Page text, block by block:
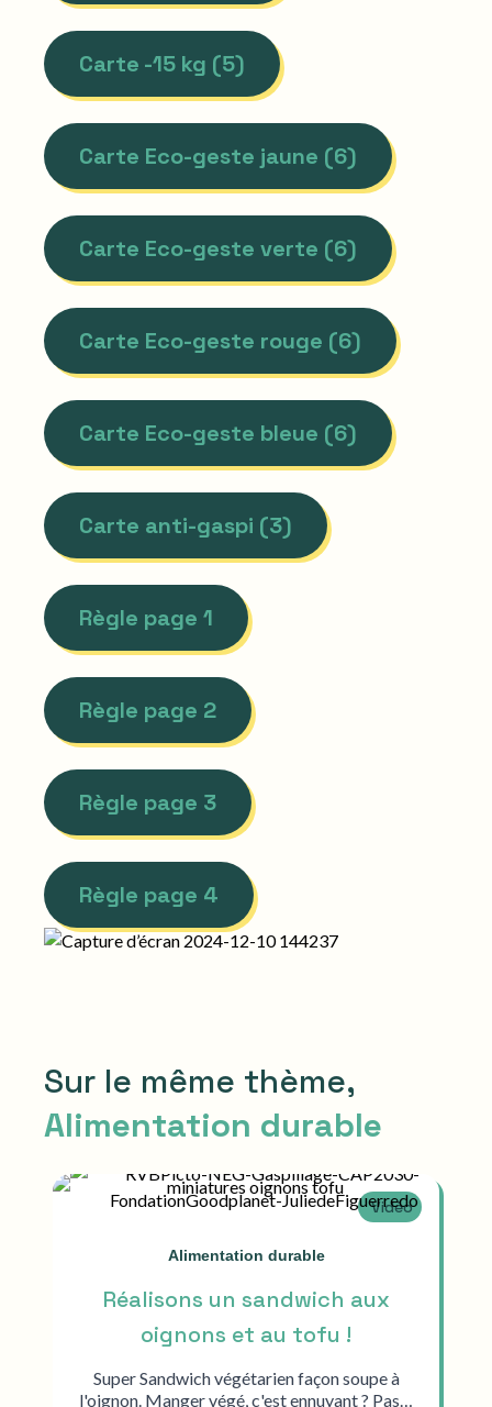
Carte -15 kg (5)
Carte Eco-geste jaune (6)
Carte Eco-geste verte (6)
Carte Eco-geste rouge (6)
Carte Eco-geste bleue (6)
Carte anti-gaspi (3)
Règle page 1
Règle page 2
Règle page 3
Règle page 4
Sur le même thème,
Alimentation durable
Vidéo
Alimentation durable
Réalisons un sandwich aux
oignons et au tofu !
Super Sandwich végétarien façon soupe à
l'oignon. Manger végé, c'est ennuyant ? Pas…